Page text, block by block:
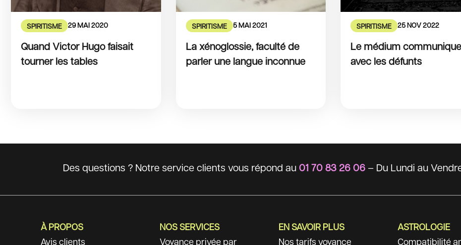
SPIRITISME 29 MAI 2020
Quand Victor Hugo faisait
tourner les tables
SPIRITISME 5 MAI 2021
La xénoglossie, faculté de
parler une langue inconnue
SPIRITISME 25 NOV 2022
Le médium communique
avec les défunts
Des questions ? Notre service clients vous répond au 01 70 83 26 06 – Du Lundi au
À PROPOS
Avis clients
NOS SERVICES
Voyance privée par
EN SAVOIR PLUS
Nos tarifs voyance
ASTROLOGIE
Compatibilité